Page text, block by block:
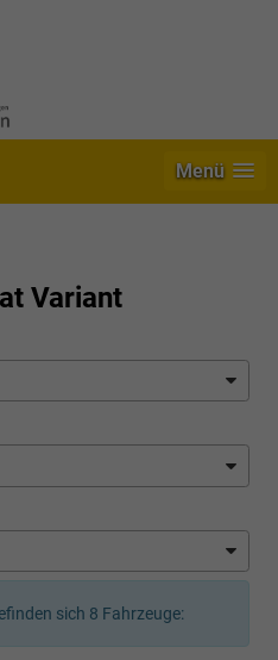
Menü
Variant
sich 8 Fahrzeuge: